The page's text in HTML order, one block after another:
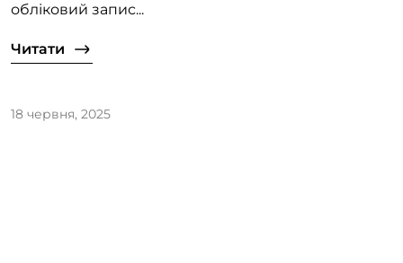
обліковий запис...
Читати
18 червня, 2025